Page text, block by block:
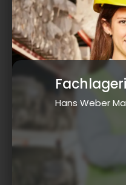
Hans Weber